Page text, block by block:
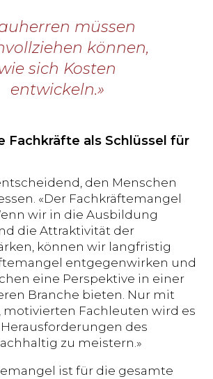
müssen
können,
sich Kosten
entwickeln.»
Fachkräfte als Schlüssel für
den Menschen
«Der Fachkräftemangel
wir in die Ausbildung
die Attraktivität der
können wir langfristig
entgegenwirken und
eine Perspektive in einer
Branche bieten. Nur mit
motivierten Fachleuten wird es
des
zu meistern.»
ist für die gesamte